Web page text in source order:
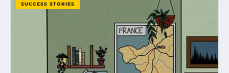
SUCCESS STORIES